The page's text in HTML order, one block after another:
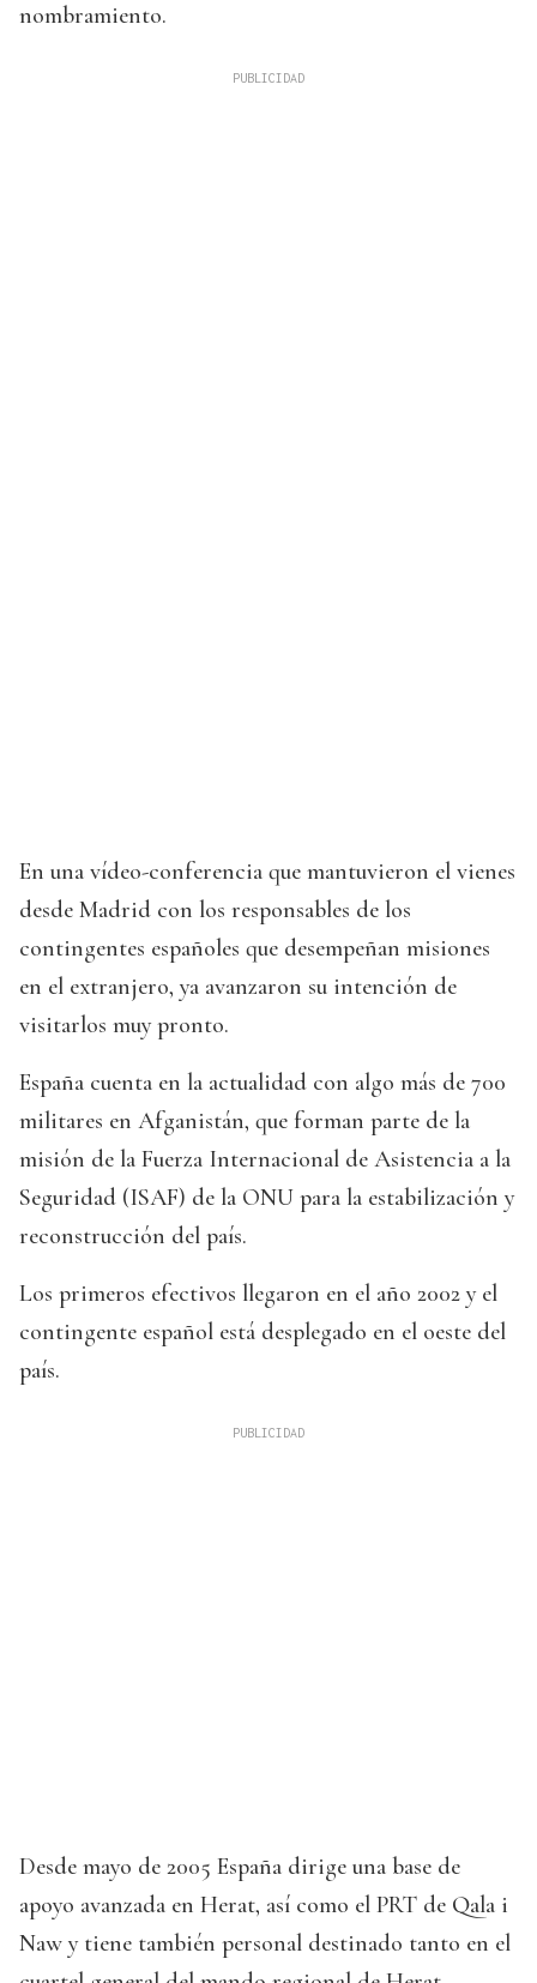
nombramiento.
En una vídeo-conferencia que mantuvieron el vienes
desde Madrid con los responsables de los
contingentes españoles que desempeñan misiones
en el extranjero, ya avanzaron su intención de
visitarlos muy pronto.
España cuenta en la actualidad con algo más de 700
militares en Afganistán, que forman parte de la
misión de la Fuerza Internacional de Asistencia a la
Seguridad (ISAF) de la ONU para la estabilización y
reconstrucción del país.
Los primeros efectivos llegaron en el año 2002 y el
contingente español está desplegado en el oeste del
país.
Desde mayo de 2005 España dirige una base de
apoyo avanzada en Herat, así como el PRT de Qala i
Naw y tiene también personal destinado tanto en el